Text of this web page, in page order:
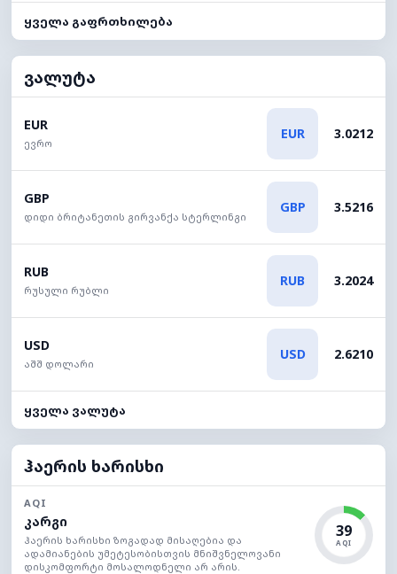
ყველა გაფრთხილება
ვალუტა
EUR
ევრო
EUR 3.0212
GBP
დიდი ბრიტანეთის გირვანქა სტერლინგი
GBP 3.5216
RUB
რუსული რუბლი
RUB 3.2024
USD
აშშ დოლარი
USD 2.6210
ყველა ვალუტა
ჰაერის ხარისხი
AQI
კარგი
ჰაერის ხარისხი ზოგადად მისაღებია და
ადამიანების უმეტესობისთვის მნიშვნელოვანი
დისკომფორტი მოსალოდნელი არ არის.
39
AQI